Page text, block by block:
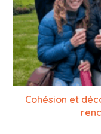
Cohésion et